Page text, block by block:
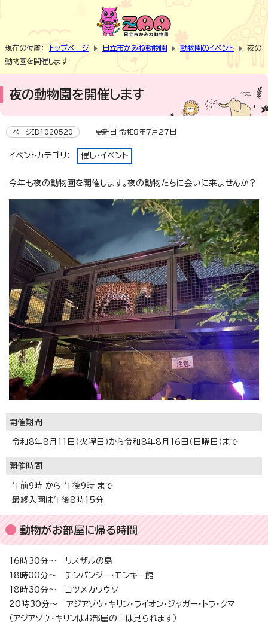
現在の位置： トップページ 日立市かみね動物園 動物園のイベント
夜の
動物園を開催します
夜の動物園を開催します
ページID1020520 更新日 令和8年7月27日
イベントカテゴリ： 催し・イベント
今年も夜の動物園を開催します。夜の動物たちに会いに来ませんか？
開催期間
令和8年8月11日（火曜日）から令和8年8月16日（日曜日）まで
開催時間
午前9時 から 午後9時 まで
最終入園は午後8時15分
動物がお部屋に帰る時間
16時30分～ リスザルの島
18時00分～ チンパンジー・モンキー館
18時30分～ コツメカワウソ
20時30分～ アジアゾウ・キリン・ライオン・ジャガー・トラ・クマ
（アジアゾウ・キリンはお部屋の中は見られます）